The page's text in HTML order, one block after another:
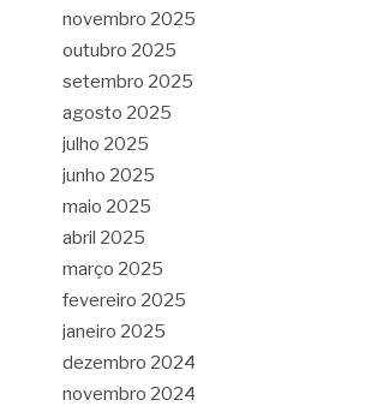
novembro 2025
outubro 2025
setembro 2025
agosto 2025
julho 2025
junho 2025
maio 2025
abril 2025
março 2025
fevereiro 2025
janeiro 2025
dezembro 2024
novembro 2024